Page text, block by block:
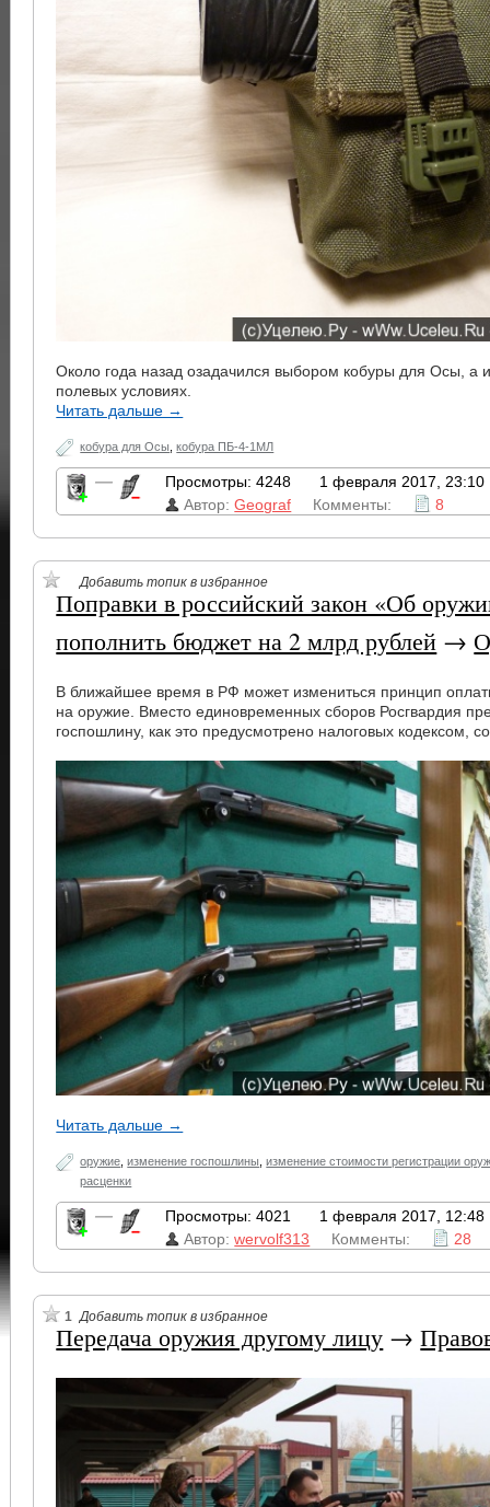
Около года назад озадачился выбором кобуры для Осы, а
полевых условиях.
Читать дальше →
кобура для Осы ,кобура ПБ-4-1МЛ
— Просмотры: 4248
1 февраля 2017, 23:10
Автор:Geograf Комменты: 8
Добавить топик в избранное
Поправки в российский закон «Об
пополнить бюджет на 2 млрд рублей →
В ближайшее время в РФ может измениться принцип
на оружие. Вместо единовременных сборов Росгвардия
госпошлину, как это предусмотрено налоговых кодексом,
Читать дальше →
оружие ,изменение госпошлины ,изменение стоимости регистрации
расценки
— Просмотры: 4021
1 февраля 2017, 12:48
Автор:wervolf313 Комменты: 28
1 Добавить топик в избранное
Передача оружия другому лицу →